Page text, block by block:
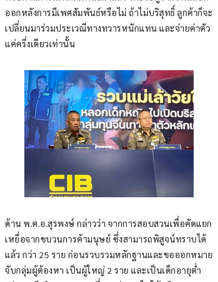
ออกหลังการมีเพศสัมพันธ์หรือไม่ ถ้าไม่บริสุทธิ์ ลูกค้าก็จะ
เปลี่ยนมาร่วมประเวณีทางทวารหนักแทน และจ่ายค่าตัว
แค่ครึ่งเดียวเท่านั้น
ด้าน พ.ต.อ.สุรพงษ์ กล่าวว่า จากการสอบสวนเพื่อคัดแยก
เหยื่อจากขบวนการค้ามนุษย์ ซึ่งสามารถพิสูจน์ทราบได้
แล้ว กว่า 25 ราย ก่อนรวบรวมหลักฐานและขอออกหมาย
จับกลุ่มผู้ต้องหา เป็นผู้ใหญ่ 2 ราย และเป็นเด็กอายุต่ำ